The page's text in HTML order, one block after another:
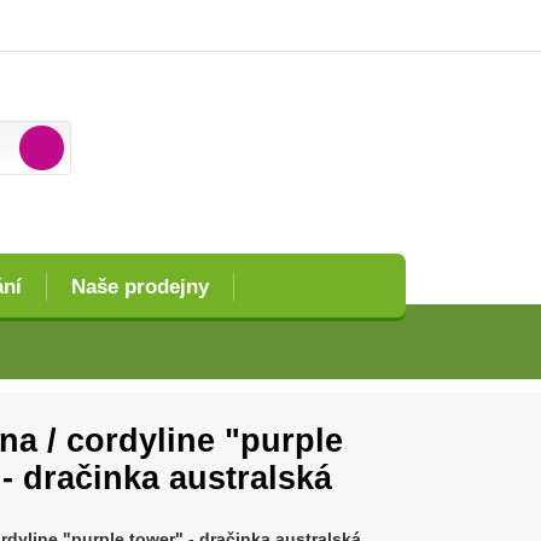
Naše prodejny
/ cordyline "purple
dračinka australská